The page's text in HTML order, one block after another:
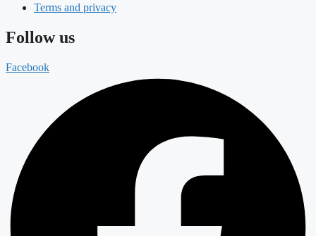
Terms and privacy
Follow us
Facebook